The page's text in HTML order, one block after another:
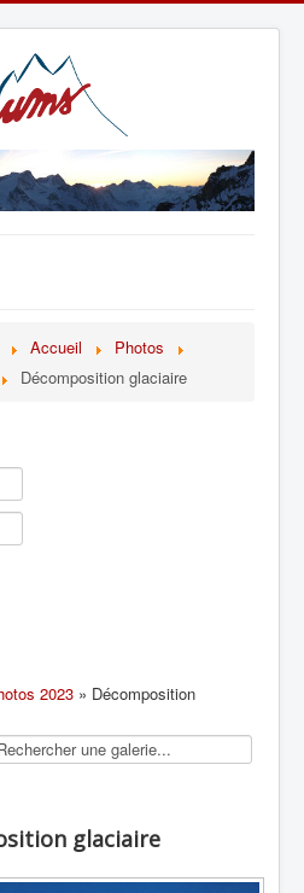
Accueil
Photos
Décomposition glaciaire
2023 » Décomposition
glaciaire